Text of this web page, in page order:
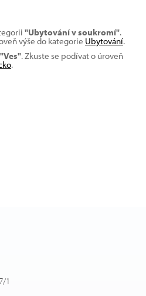
"Ubytování v soukromí".
výše do kategorie Ubytování.
"Ves". Zkuste se podívat o úroveň
.
1